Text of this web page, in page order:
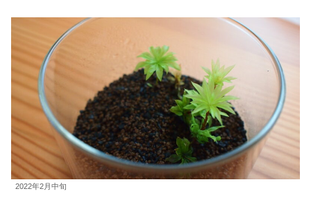
2022年2月中旬